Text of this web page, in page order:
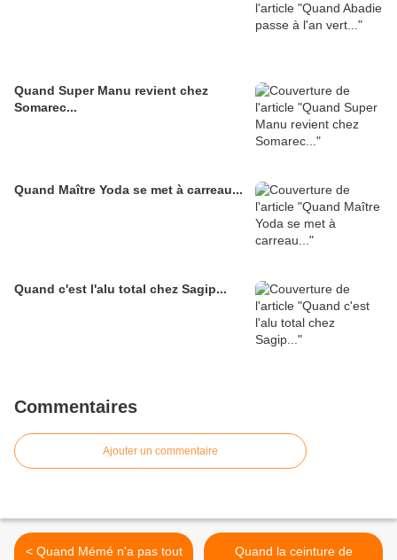
Quand Super Manu revient chez
Somarec...
Quand Maître Yoda se met à carreau...
Quand c'est l'alu total chez Sagip...
Commentaires
Ajouter un commentaire
< Quand Mémé n'a pas tout
Quand la ceinture de